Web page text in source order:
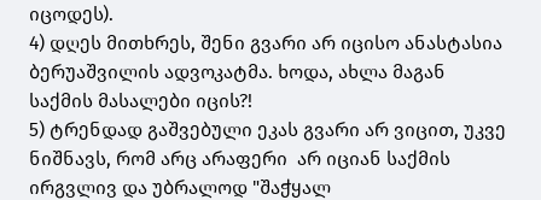
იცოდეს).
4) დღეს მითხრეს, შენი გვარი არ იცისო ანასტასია
ბერუაშვილის ადვოკატმა. ხოდა, ახლა მაგან
საქმის მასალები იცის?!
5) ტრენდად გაშვებული ეკას გვარი არ ვიცით, უკვე
ნიშნავს, რომ არც არაფერი არ იციან საქმის
ირგვლივ და უბრალოდ "შაჭყალ